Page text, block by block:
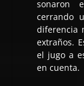
sonaron
cerrando
diferencia
extraños.
el jugo a
en cuenta.